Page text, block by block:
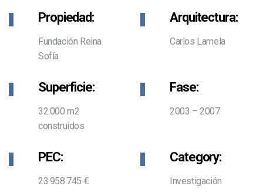
Propiedad:
Fundación Reina
Sofía
Arquitectura:
Carlos Lamela
Superficie:
32.000 m2
construidos
Fase:
2003 – 2007
PEC:
23.958.745 €
Category:
Investigación